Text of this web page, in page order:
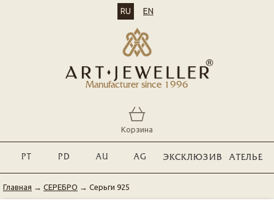
Manufacturer since 1996
RU EN
Корзина
PT PD AU AG ЭКСКЛЮЗИВ АТЕЛЬЕ
Главная → СЕРЕБРО → Серьги 925